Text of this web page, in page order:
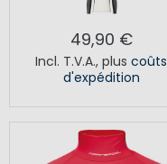
49,90 €
Incl. T.V.A., plus coûts
d'expédition